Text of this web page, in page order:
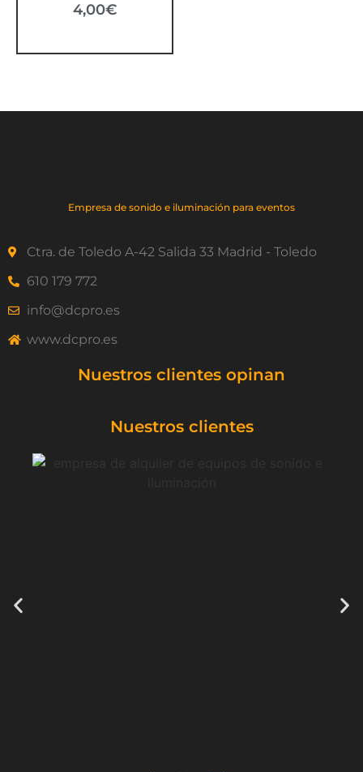
4,00€
Empresa de sonido e iluminación para eventos
Ctra. de Toledo A-42 Salida 33 Madrid - Toledo
610 179 772
info@dcpro.es
www.dcpro.es
Nuestros clientes opinan
Nuestros clientes